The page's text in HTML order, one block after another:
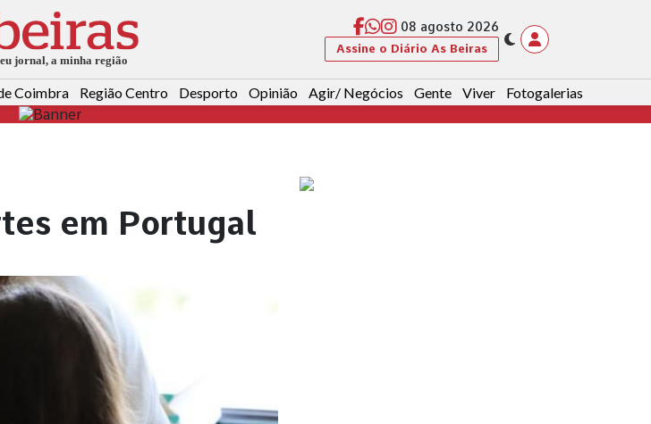
08 agosto 2026
Assine o Diário As Beiras
Coimbra Região Centro Desporto Opinião Agir/ Negócios Gente Viver Fotogalerias
em Portugal